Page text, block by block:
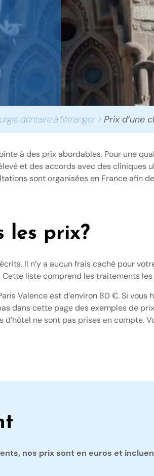
dentaire à l’étranger> Prix d’une
à des prix abordables. Pour une
et des accords avec des
sont organisées en France afin
les prix?
Il n’y a aucun frais caché pour
liste comprend les traitements les
Valence est d’environ 80 €. Si
dans cette page des exemples de
ne sont pas prises en compte.
nos prix sont en euros et